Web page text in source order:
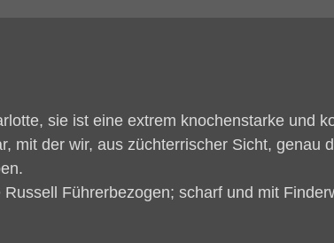
sie ist eine extrem knochenstarke und
mit der wir, aus züchterrischer Sicht, genau
Führerbezogen; scharf und mit